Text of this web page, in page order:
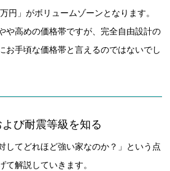
円」がボリュームゾーンとなります。
や高めの価格帯ですが、完全自由設計の
お手頃な価格帯と言えるのではないでし
び耐震等級を知る
してどれほど強い家なのか？」という点
て解説していきます。